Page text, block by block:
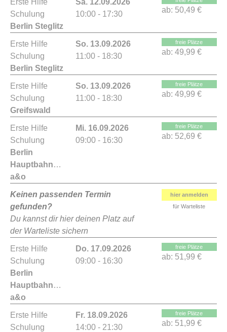
Erste Hilfe
Schulung
Berlin Steglitz
Sa. 12.09.2026
10:00 - 17:30
ab: 50,49 €
Erste Hilfe
Schulung
Berlin Steglitz
So. 13.09.2026
11:00 - 18:30
freie Plätze
ab: 49,99 €
Erste Hilfe
Schulung
Greifswald
So. 13.09.2026
11:00 - 18:30
freie Plätze
ab: 49,99 €
Erste Hilfe
Schulung
Berlin
Hauptbahnhof
a&o
Mi. 16.09.2026
09:00 - 16:30
freie Plätze
ab: 52,69 €
Keinen passenden Termin
gefunden?
Du kannst dir hier deinen Platz auf
der Warteliste sichern
hier anmelden
für Warteliste
Erste Hilfe
Schulung
Berlin
Hauptbahnhof
a&o
Do. 17.09.2026
09:00 - 16:30
freie Plätze
ab: 51,99 €
Erste Hilfe
Schulung
Fr. 18.09.2026
14:00 - 21:30
freie Plätze
ab: 51,99 €